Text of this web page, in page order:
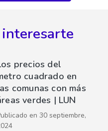
precios del
cuadrado en
comunas con más
verdes | LUN
en 30 septiembre,